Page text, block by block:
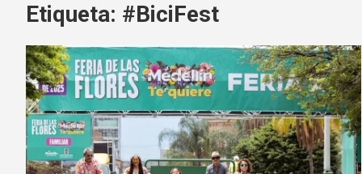
contentEtiqueta: #BiciFest